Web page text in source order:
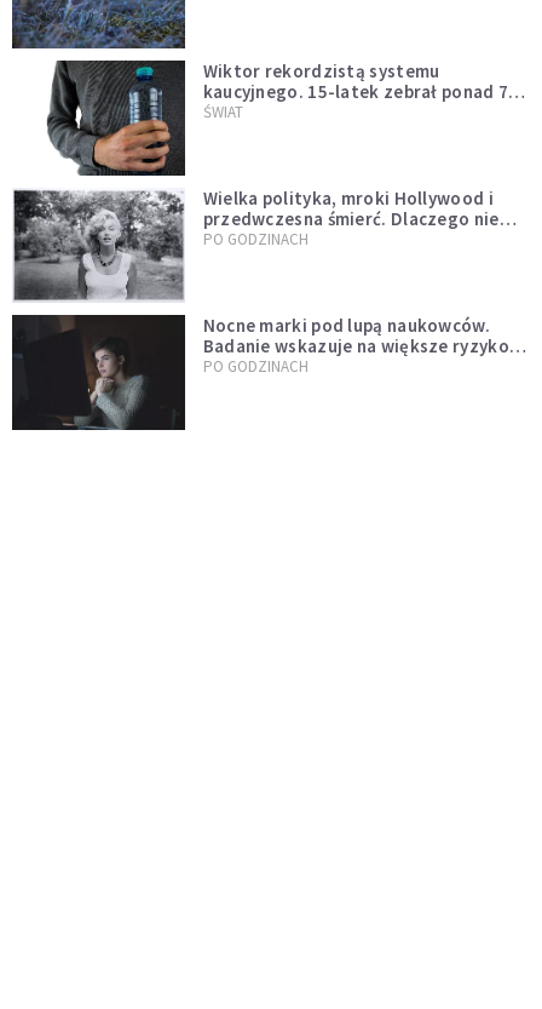
Wiktor rekordzistą systemu
kaucyjnego. 15-latek zebrał ponad 7
tys. butelek i puszek
ŚWIAT
Wielka polityka, mroki Hollywood i
przedwczesna śmierć. Dlaczego nie
możemy przestać mówić o Marilyn
PO GODZINACH
Nocne marki pod lupą naukowców.
Badanie wskazuje na większe ryzyko
zawału
PO GODZINACH